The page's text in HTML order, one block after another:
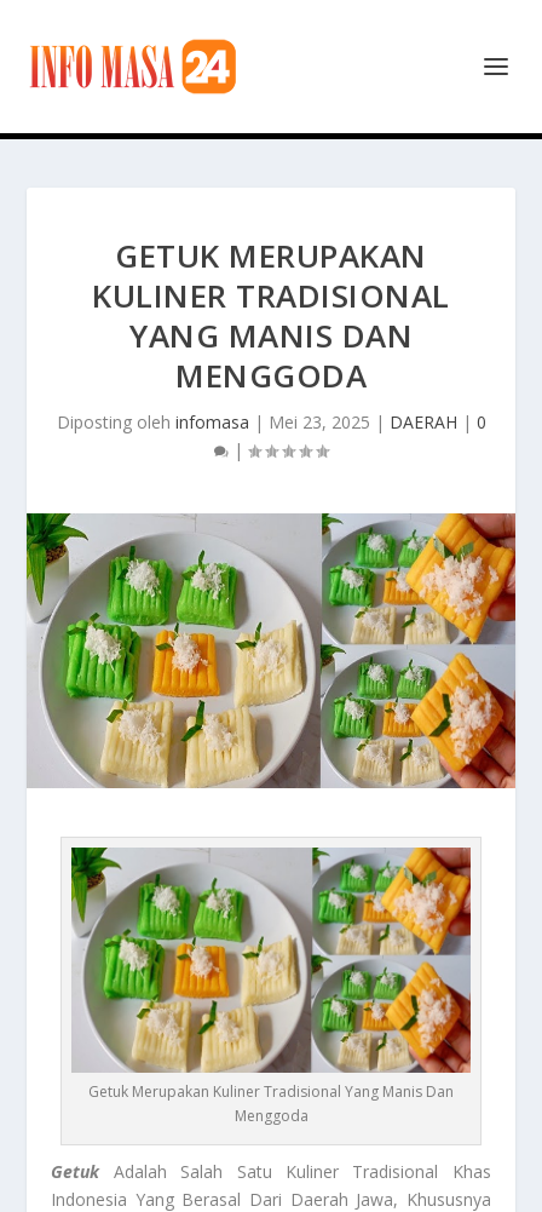
GETUK MERUPAKAN
KULINER TRADISIONAL
YANG MANIS DAN
MENGGODA
Diposting oleh infomasa | Mei 23, 2025 | DAERAH | 0
|
Getuk Merupakan Kuliner Tradisional Yang Manis Dan
Menggoda
Getuk Adalah Salah Satu Kuliner Tradisional Khas
Indonesia Yang Berasal Dari Daerah Jawa, Khususnya